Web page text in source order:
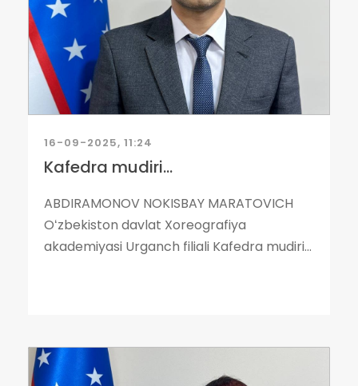
16-09-2025, 11:24
Kafedra mudiri...
ABDIRAMONOV NOKISBAY MARATOVICH
Oʻzbekiston davlat Xoreografiya
akademiyasi Urganch filiali Kafedra mudiri...